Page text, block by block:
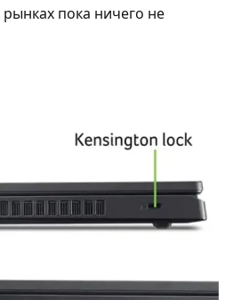
рынках пока ничего не